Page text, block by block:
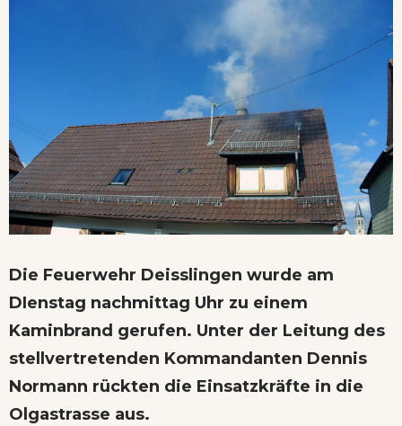
Die Feuerwehr Deisslingen wurde am
DIenstag nachmittag Uhr zu einem
Kaminbrand gerufen. Unter der Leitung des
stellvertretenden Kommandanten Dennis
Normann rückten die Einsatzkräfte in die
Olgastrasse aus.